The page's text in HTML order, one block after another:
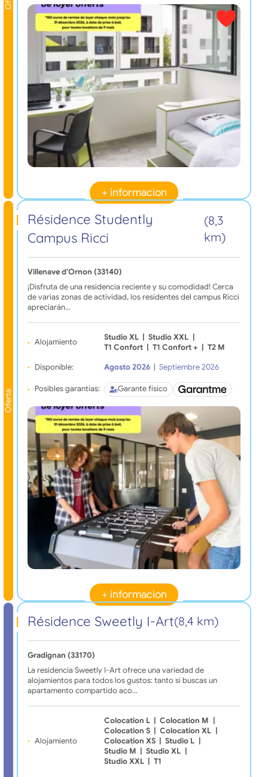
+ informacion
Oferta
Résidence Studently
Campus Ricci
(8,3
km)
Villenave d'Ornon (33140)
¡Disfruta de una residencia reciente y su comodidad! Cerca
de varias zonas de actividad, los residentes del campus Ricci
apreciarán…
Alojamiento
Studio XL Studio XXL
T1 Confort
T1 Confort + T2 M
Disponible: Agosto 2026 Septiembre 2026
Posibles garantías: Garante físico
+ informacion
Résidence Sweetly I-Art(8,4 km)
Gradignan (33170)
La residencia Sweetly I-Art ofrece una variedad de
alojamientos para todos los gustos: tanto si buscas un
apartamento compartido aco…
Alojamiento
Colocation L Colocation M
Colocation S
Colocation XL
Colocation XS
Studio L
Studio M
Studio XL
Studio XXL
T1